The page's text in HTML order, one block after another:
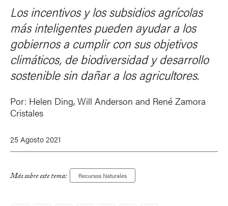
Los incentivos y los subsidios agrícolas
más inteligentes pueden ayudar a los
gobiernos a cumplir con sus objetivos
climáticos, de biodiversidad y desarrollo
sostenible sin dañar a los agricultores.
Por: Helen Ding, Will Anderson and René Zamora
Cristales
25 Agosto 2021
Más sobre este tema: Recursos Naturales